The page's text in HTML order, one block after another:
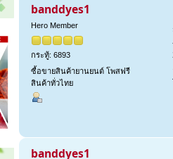
banddyes1
Hero Member
กระทู้: 6893
ซื้อขายสินค้ายานยนต์ โพสฟรี
สินค้าทั่วไทย
banddyes1